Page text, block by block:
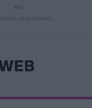
RSS
TRADEMARKS